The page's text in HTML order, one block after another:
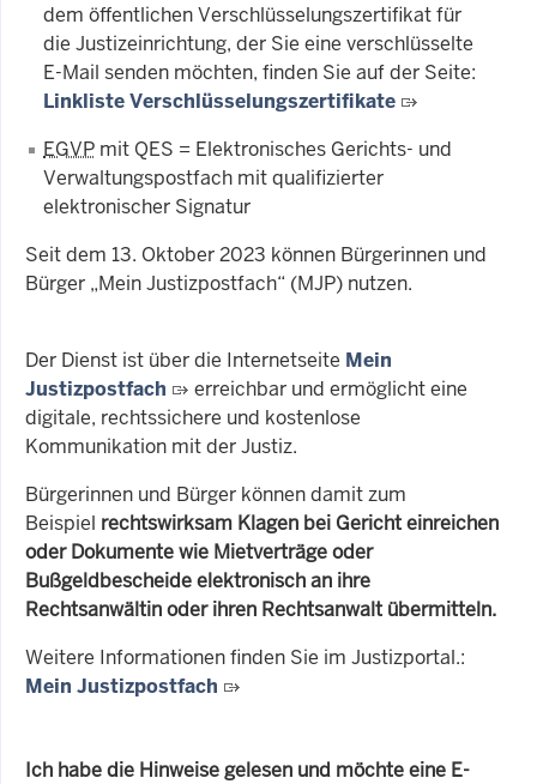
dem öffentlichen Verschlüsselungszertifikat für
die Justizeinrichtung, der Sie eine verschlüsselte
E-Mail senden möchten, finden Sie auf der Seite:
Linkliste Verschlüsselungszertifikate
EGVP mit QES = Elektronisches Gerichts- und
Verwaltungspostfach mit qualifizierter
elektronischer Signatur
Seit dem 13. Oktober 2023 können Bürgerinnen und
Bürger „Mein Justizpostfach“ (MJP) nutzen.
Der Dienst ist über die Internetseite Mein
Justizpostfach
erreichbar und ermöglicht eine
digitale, rechtssichere und kostenlose
Kommunikation mit der Justiz.
Bürgerinnen und Bürger können damit zum
Beispiel rechtswirksam Klagen bei Gericht einreichen
oder Dokumente wie Mietverträge oder
Bußgeldbescheide elektronisch an ihre
Rechtsanwältin oder ihren Rechtsanwalt übermitteln.
Weitere Informationen finden Sie im Justizportal.:
Mein Justizpostfach
Ich habe die Hinweise gelesen und möchte eine E-